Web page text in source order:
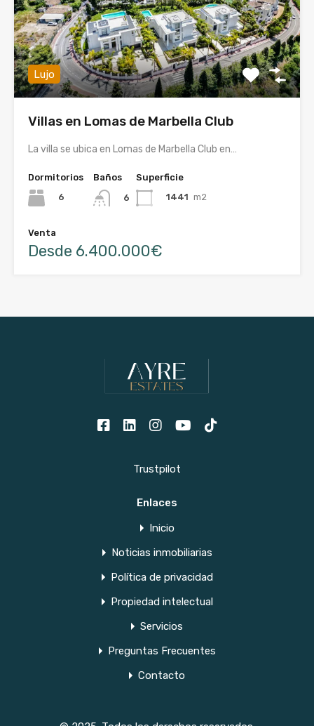
Lujo
Villas en Lomas de Marbella Club
La villa se ubica en Lomas de Marbella Club en…
Dormitorios
6
Baños
6
Superficie
1441 m2
Venta
Desde 6.400.000€
Trustpilot
Enlaces
Inicio
Noticias inmobiliarias
Política de privacidad
Propiedad intelectual
Servicios
Preguntas Frecuentes
Contacto